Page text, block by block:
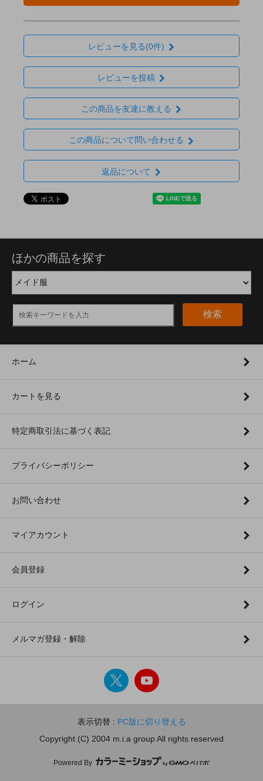
レビューを見る(0件)
レビューを投稿
この商品を友達に教える
この商品について問い合わせる
返品について
ほかの商品を探す
検索
ホーム
カートを見る
特定商取引法に基づく表記
プライバシーポリシー
お問い合わせ
マイアカウント
会員登録
ログイン
メルマガ登録・解除
表示切替 : PC版に切り替える
Copyright (C) 2004 m.i.a group All rights reserved
Powered By